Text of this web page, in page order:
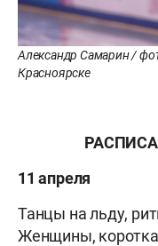
Александр Самарин /
Красноярске
11 апреля
Танцы на льду,
Женщины,